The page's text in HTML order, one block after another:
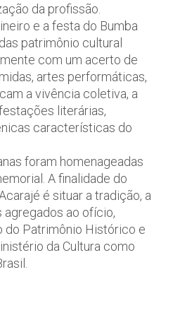
da profissão.
e a festa do Bumba
patrimônio cultural
com um acerto de
artes performáticas,
a vivência coletiva, a
literárias,
características do
foram homenageadas
A finalidade do
é situar a tradição, a
agregados ao ofício,
do Patrimônio Histórico e
da Cultura como